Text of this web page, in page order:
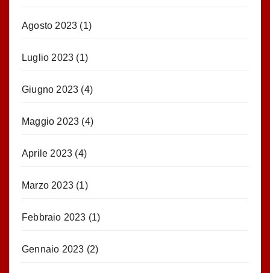
Agosto 2023 (1)
Luglio 2023 (1)
Giugno 2023 (4)
Maggio 2023 (4)
Aprile 2023 (4)
Marzo 2023 (1)
Febbraio 2023 (1)
Gennaio 2023 (2)